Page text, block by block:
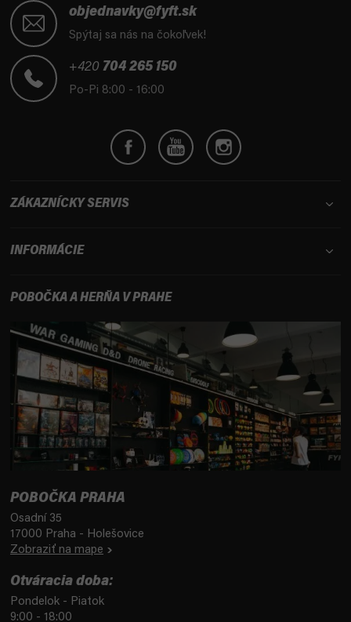
objednavky@fyft.sk
Spýtaj sa nás na čokoľvek!
+420 704 265 150
Po-Pi 8:00 - 16:00
ZÁKAZNÍCKY SERVIS
INFORMÁCIE
POBOČKA A HERŇA V PRAHE
POBOČKA PRAHA
Osadní 35
17000 Praha - Holešovice
Zobraziť na mape
Otváracia doba:
Pondelok - Piatok
9:00 - 18:00